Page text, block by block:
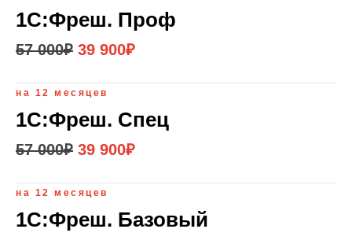
1С:Фреш. Проф
57 000₽ 39 900₽
на 12 месяцев
1С:Фреш. Спец
57 000₽ 39 900₽
на 12 месяцев
1С:Фреш. Базовый